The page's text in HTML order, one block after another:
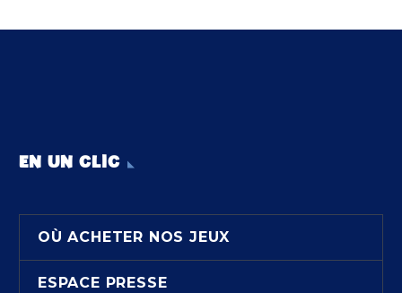
EN UN CLIC
OÙ ACHETER NOS JEUX
ESPACE PRESSE